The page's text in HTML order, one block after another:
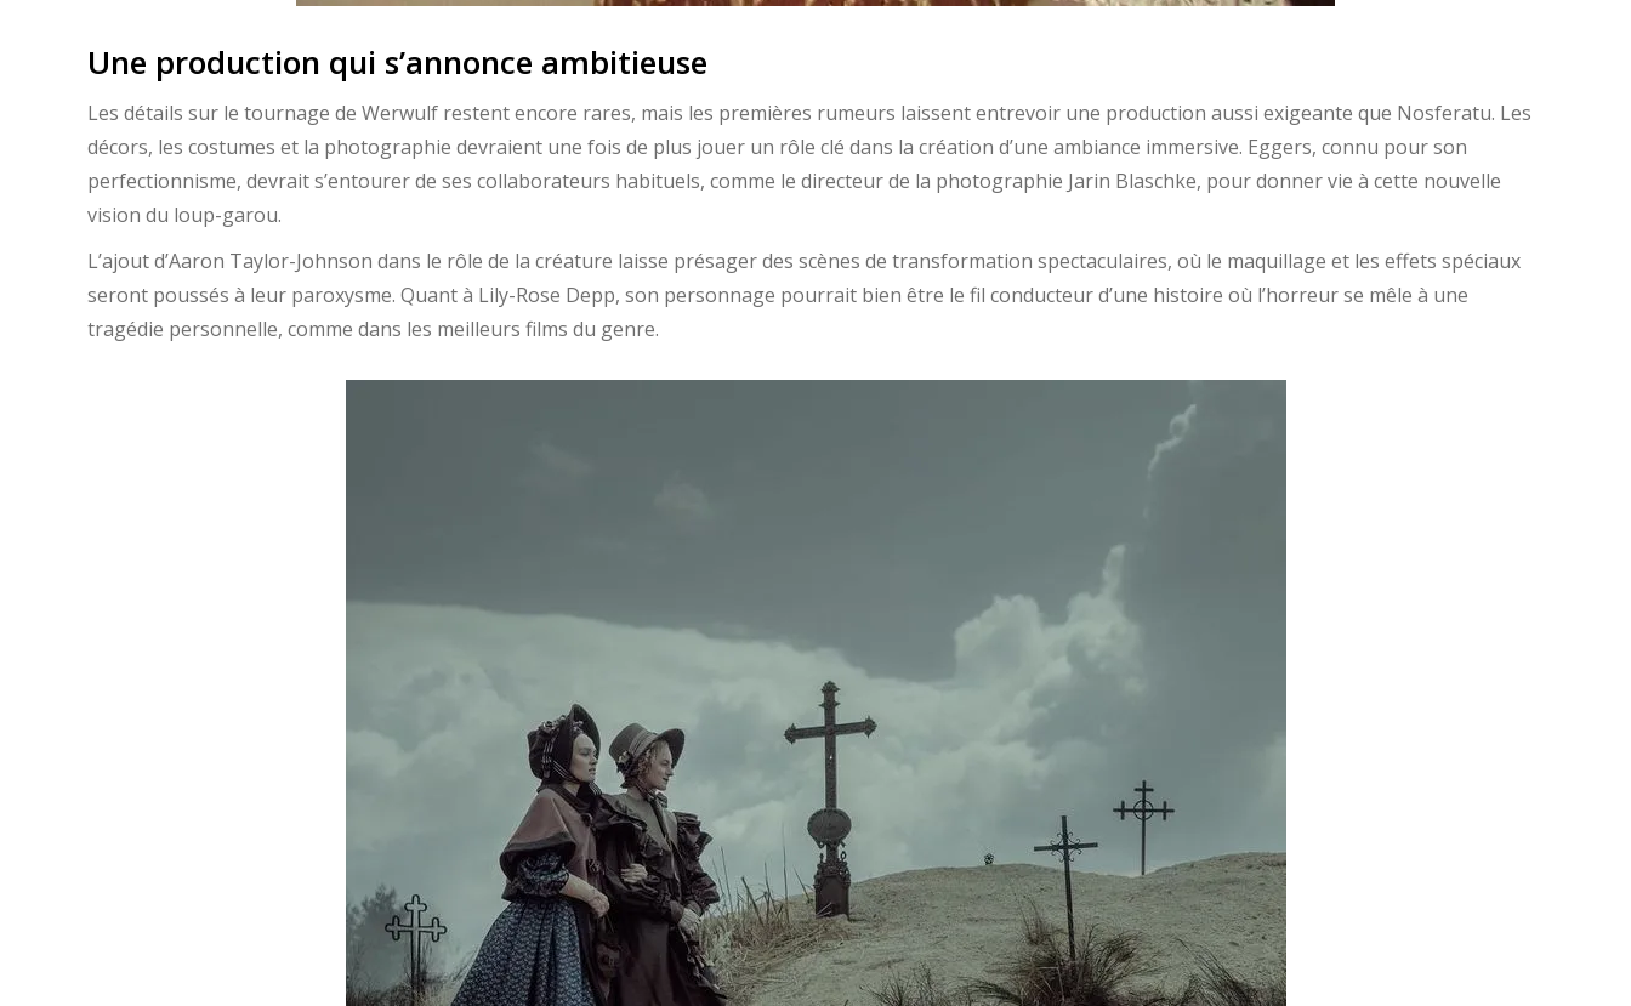
Une production qui s’annonce ambitieuse
Les détails sur le tournage de Werwulf restent encore rares, mais les premières rumeurs laissent entrevoir une production aussi exigeante que Nosferatu. Les
décors, les costumes et la photographie devraient une fois de plus jouer un rôle clé dans la création d’une ambiance immersive. Eggers, connu pour son
perfectionnisme, devrait s’entourer de ses collaborateurs habituels, comme le directeur de la photographie Jarin Blaschke, pour donner vie à cette nouvelle
vision du loup-garou.
L’ajout d’Aaron Taylor-Johnson dans le rôle de la créature laisse présager des scènes de transformation spectaculaires, où le maquillage et les effets spéciaux
seront poussés à leur paroxysme. Quant à Lily-Rose Depp, son personnage pourrait bien être le fil conducteur d’une histoire où l’horreur se mêle à une
tragédie personnelle, comme dans les meilleurs films du genre.